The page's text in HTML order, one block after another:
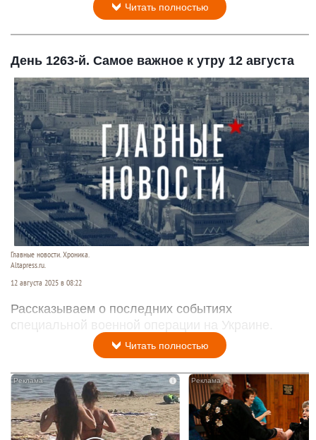
Читать полностью
День 1263-й. Самое важное к утру 12 августа
Главные новости. Хроника.
Altapress.ru.
12 августа 2025 в 08:22
Рассказываем о последних событиях
специальной военной операции на Украине.
Читать полностью
i